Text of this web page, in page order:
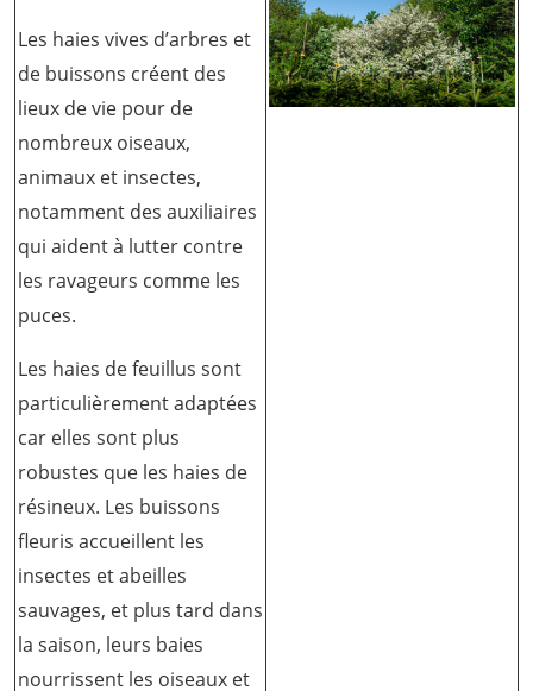
Les haies vives d’arbres et
de buissons créent des
lieux de vie pour de
nombreux oiseaux,
animaux et insectes,
notamment des auxiliaires
qui aident à lutter contre
les ravageurs comme les
puces.
Les haies de feuillus sont
particulièrement adaptées
car elles sont plus
robustes que les haies de
résineux. Les buissons
fleuris accueillent les
insectes et abeilles
sauvages, et plus tard dans
la saison, leurs baies
nourrissent les oiseaux et